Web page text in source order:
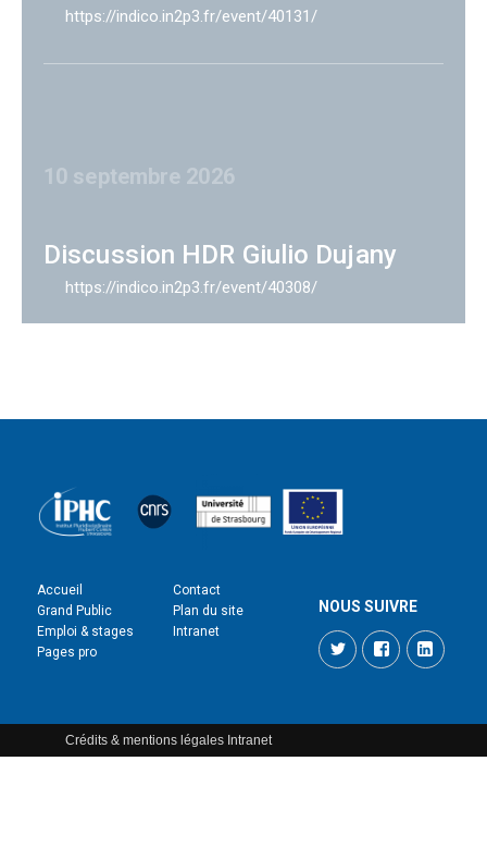
https://indico.in2p3.fr/event/40131/
10 septembre 2026
Discussion HDR Giulio Dujany
https://indico.in2p3.fr/event/40308/
Accueil
Grand Public
Emploi & stages
Pages pro
Contact
Plan du site
Intranet
NOUS SUIVRE
TwitterFacebook
Crédits & mentions légales Intranet